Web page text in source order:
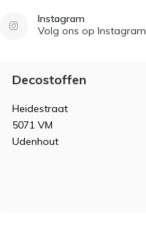
Instagram
Volg ons op Instagram
Decostoffen
Heidestraat
5071 VM
Udenhout